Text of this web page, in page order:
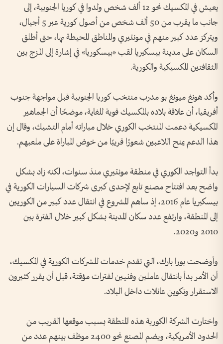
يعيش في المكسيك نحو 12 ألف شخص ولدوا في كوريا الجنوبية، إلى
جانب ما يقرب من 50 ألف شخص من أصول كورية عبر 5 أجيال،
ويتركز عدد كبير منهم في مونتيري والمناطق المحيطة بها، حتى أطلق
السكان على مدينة بيسكيريا لقب «بيسكوريا» في إشارة إلى المزج بين
الثقافتين المكسيكية والكورية.
وأكد هونغ ميونغ بو مدرب منتخب كوريا الجنوبية قبل مواجهة جنوب
أفريقيا، أن علاقة بلاده بالمكسيك قوية للغاية، موضحًا أن الجماهير
المكسيكية دعمت المنتخب الكوري خلال مباراته أمام التشيك، وقال إن
هذا الدعم يمنح اللاعبين شعورًا قريبًا من خوض المباراة على ملعبهم.
بدأ التواجد الكوري في منطقة مونتيري منذ سنوات، لكنه زاد بشكل
واضح بعد افتتاح مصنع تابع لإحدى كبرى شركات السيارات الكورية في
بيسكيريا عام 2016، إذ ساهم المشروع في انتقال عدد كبير من الكوريين
إلى المنطقة، وارتفع عدد سكان المدينة بشكل كبير خلال الفترة بين
2010 و2020.
وأوضحت بورا بارك، التي تقدم خدمات للشركات الكورية في المكسيك،
أن الأمر بدأ بانتقال عاملين وفنيين لفترات مؤقتة، قبل أن يقرر كثيرون
الاستقرار وتكوين عائلات داخل البلاد.
واختارت الشركة الكورية هذه المنطقة بسبب موقعها القريب من
الحدود الأمريكية، ويضم المصنع نحو 2400 موظف بينهم عدد من